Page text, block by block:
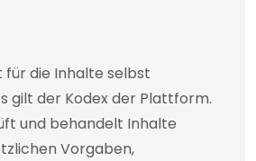
für die Inhalte selbst
gilt der Kodex der Plattform.
und behandelt Inhalte
Vorgaben,